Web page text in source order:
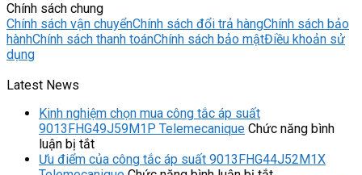
Chính sách chung
Chính sách vận chuyểnChính sách đổi trả hàngChính sách bảo
hànhChính sách thanh toánChính sách bảo mậtĐiều khoản sử
dụng
Latest News
Kinh nghiệm chọn mua công tắc áp suất
9013FHG49J59M1P Telemecanique Chức năng bình
luận bị tắtở
Kinh
Ưu điểm của công tắc áp suất 9013FHG44J52M1X